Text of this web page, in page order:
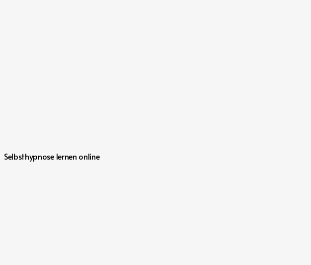
Selbsthypnose lernen online